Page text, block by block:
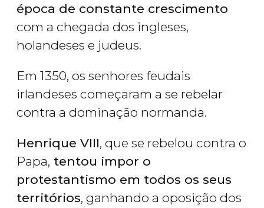
época de constante crescimento
com a chegada dos ingleses,
holandeses e judeus.
Em 1350, os senhores feudais
irlandeses começaram a se rebelar
contra a dominação normanda.
Henrique VIII, que se rebelou contra o
Papa, tentou impor o
protestantismo em todos os seus
territórios, ganhando a oposição dos